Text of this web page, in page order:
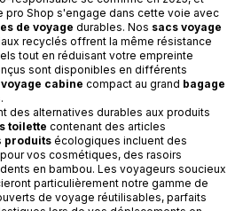
pro Shop s'engage dans cette voie avec
de voyage durables. Nos sacs voyage
recyclés offrent la même résistance
tout en réduisant votre empreinte
sont disponibles en différents
cabine compact au grand bagage
des alternatives durables aux produits
toilette contenant des articles
produits écologiques incluent des
vos cosmétiques, des rasoirs
en bambou. Les voyageurs soucieux
particulièrement notre gamme de
de voyage réutilisables, parfaits